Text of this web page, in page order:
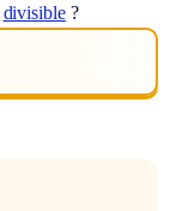
divisible?